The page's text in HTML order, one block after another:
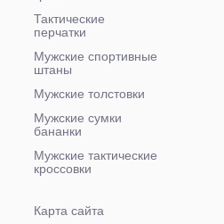
Тактические
перчатки
Мужские спортивные
штаны
Мужские толстовки
Мужские сумки
бананки
Мужские тактические
кроссовки
Карта сайта